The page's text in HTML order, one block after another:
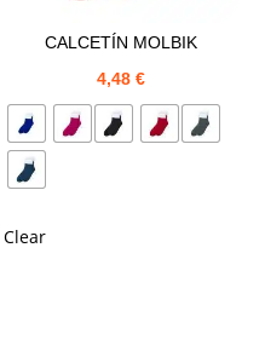
CALCETÍN MOLBIK
4,48 €
Clear